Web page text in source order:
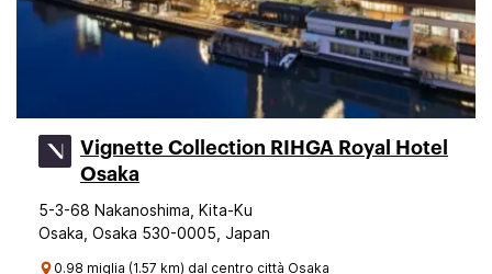
Vignette Collection RIHGA Royal Hotel
Osaka
5-3-68 Nakanoshima, Kita-Ku
Osaka, Osaka 530-0005, Japan
0.98 miglia (1.57 km) dal centro città Osaka